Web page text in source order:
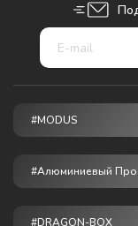
#MODUS
#Алюминиевый
#DRAGON-BOX